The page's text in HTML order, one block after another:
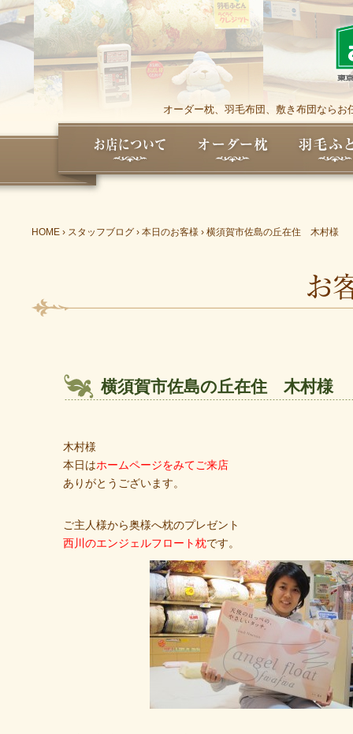
オーダー枕、羽毛布団、敷き布団なら
HOME › スタッフブログ › 本日のお客様 › 横須賀市佐島の丘在住 木村様
横須賀市佐島の丘在住 木村様
木村様
本日はホームページをみてご来店
ありがとうございます。
ご主人様から奥様へ枕のプレゼント
西川のエンジェルフロート枕です。